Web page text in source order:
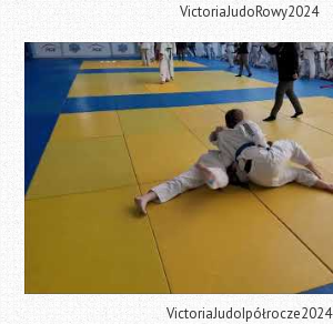
VictoriaJudoRowy2024
VictoriaJudoIpółrocze2024